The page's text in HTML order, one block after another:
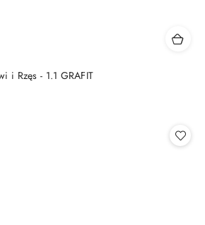
i Rzęs - 1.1 GRAFIT